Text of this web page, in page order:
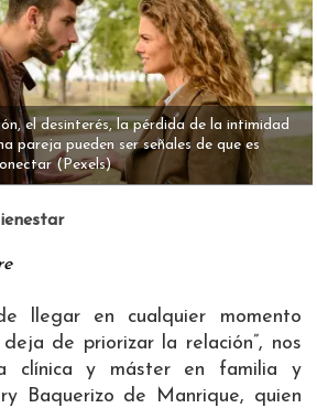
el desinterés, la pérdida de la intimidad
pareja pueden ser señales de que es
(Pexels)
llegar en cualquier momento
de priorizar la relación”, nos
clínica y máster en familia y
Baquerizo de Manrique, quien